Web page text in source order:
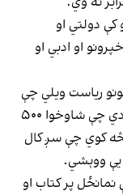
کې دولتي او
او ادبي او
ریاست ویلي چې
په ټول هېواد کې ۱۰۹ عامه کتابتونونه فعال دي چې شاوخوا ۵۰۰
کوي چې سږ کال
یې ووېشي.
نمانځل پر کتاب او